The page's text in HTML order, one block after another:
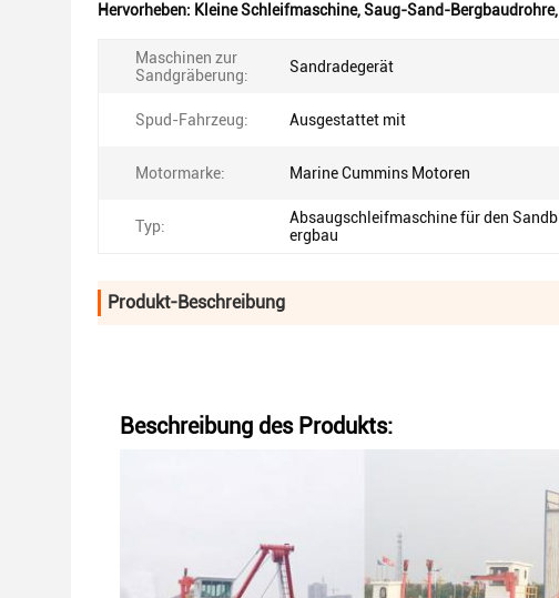
Hervorheben: Kleine Schleifmaschine,Saug-Sand-Bergbaudrohre,
Maschinen zur
Sandgräberung:
Sandradegerät
Spud-Fahrzeug: Ausgestattet mit
Motormarke: Marine Cummins Motoren
Typ:
Absaugschleifmaschine für den Sandb
ergbau
Produkt-Beschreibung
Beschreibung des Produkts: